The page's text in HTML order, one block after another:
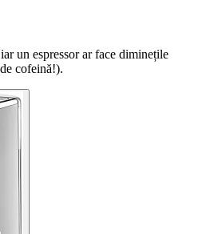
un espressor ar face diminețile
cofeină!).